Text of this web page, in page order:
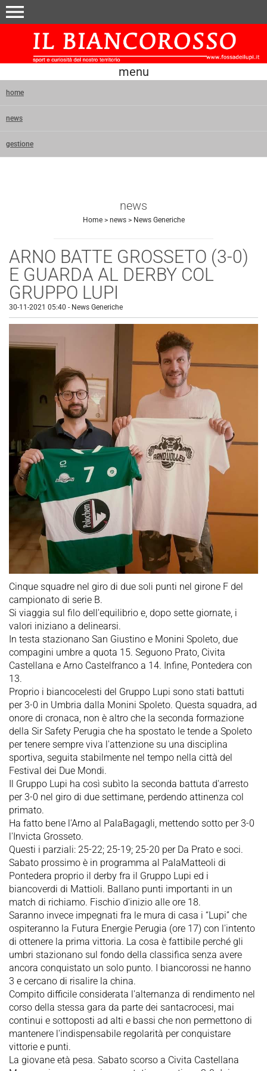
menu
menu
home
news
gestione
news
Home> news> News Generiche
ARNO BATTE GROSSETO (3-0)
E GUARDA AL DERBY COL
GRUPPO LUPI
30-11-2021 05:40 - News Generiche
Cinque squadre nel giro di due soli punti nel girone F del
campionato di serie B.
Si viaggia sul filo dell'equilibrio e, dopo sette giornate, i
valori iniziano a delinearsi.
In testa stazionano San Giustino e Monini Spoleto, due
compagini umbre a quota 15. Seguono Prato, Civita
Castellana e Arno Castelfranco a 14. Infine, Pontedera con
13.
Proprio i biancocelesti del Gruppo Lupi sono stati battuti
per 3-0 in Umbria dalla Monini Spoleto. Questa squadra, ad
onore di cronaca, non è altro che la seconda formazione
della Sir Safety Perugia che ha spostato le tende a Spoleto
per tenere sempre viva l'attenzione su una disciplina
sportiva, seguita stabilmente nel tempo nella città del
Festival dei Due Mondi.
Il Gruppo Lupi ha così subìto la seconda battuta d'arresto
per 3-0 nel giro di due settimane, perdendo attinenza col
primato.
Ha fatto bene l'Arno al PalaBagagli, mettendo sotto per 3-0
l'Invicta Grosseto.
Questi i parziali: 25-22; 25-19; 25-20 per Da Prato e soci.
Sabato prossimo è in programma al PalaMatteoli di
Pontedera proprio il derby fra il Gruppo Lupi ed i
biancoverdi di Mattioli. Ballano punti importanti in un
match di richiamo. Fischio d'inizio alle ore 18.
Saranno invece impegnati fra le mura di casa i “Lupi” che
ospiteranno la Futura Energie Perugia (ore 17) con l'intento
di ottenere la prima vittoria. La cosa è fattibile perché gli
umbri stazionano sul fondo della classifica senza avere
ancora conquistato un solo punto. I biancorossi ne hanno
3 e cercano di risalire la china.
Compito difficile considerata l'alternanza di rendimento nel
corso della stessa gara da parte dei santacrocesi, mai
continui e sottoposti ad alti e bassi che non permettono di
mantenere l'indispensabile regolarità per conquistare
vittorie e punti.
La giovane età pesa. Sabato scorso a Civita Castellana